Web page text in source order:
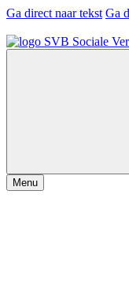
Ga direct naar tekst Ga
Menu